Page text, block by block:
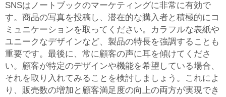
SNSはノートブックのマーケティングに非常に有効で
す。商品の写真を投稿し、潜在的な購入者と積極的にコ
ミュニケーションを取ってください。カラフルな表紙や
ユニークなデザインなど、製品の特長を強調することも
重要です。最後に、常に顧客の声に耳を傾けてくださ
い。顧客が特定のデザインや機能を希望している場合、
それを取り入れてみることを検討しましょう。これによ
り、販売数の増加と顧客満足度の向上の両方が実現でき